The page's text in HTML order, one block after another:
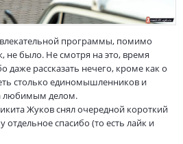
программы, помимо
не было. Не смотря на это, время
даже рассказать нечего, кроме как о
столько единомышленников и
любимым делом.
Жуков снял очередной короткий
отдельное спасибо (то есть лайк и